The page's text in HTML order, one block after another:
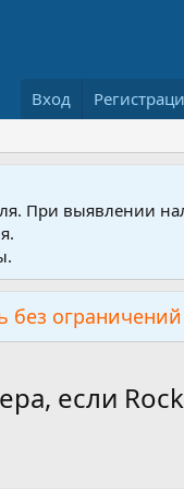
Вход
При выявлении
без ограничений
если